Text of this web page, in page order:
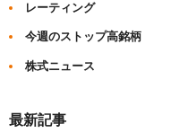
レーティング
今週のストップ高銘柄
株式ニュース
最新記事